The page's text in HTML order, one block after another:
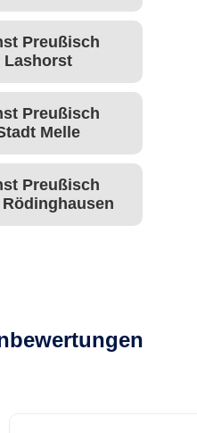
Preußisch
Lashorst
Preußisch
Melle
Preußisch